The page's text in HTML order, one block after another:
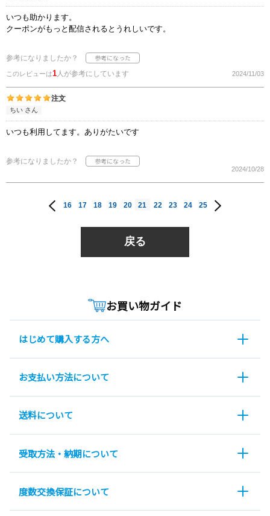
いつも助かります。
クーポンがもっと配信されるとうれしいです。
参考になりましたか？
このレビューは1人が参考にしています 2024/11/03
注文
ちい さん
いつも利用してます。ありがたいです
参考になりましたか？
2024/10/28
16 17 18 19 20 21 22 23 24 25
戻る
お買い物ガイド
はじめて購入する方へ
お支払い方法について
送料について
受取方法・納期について
度数交換保証について